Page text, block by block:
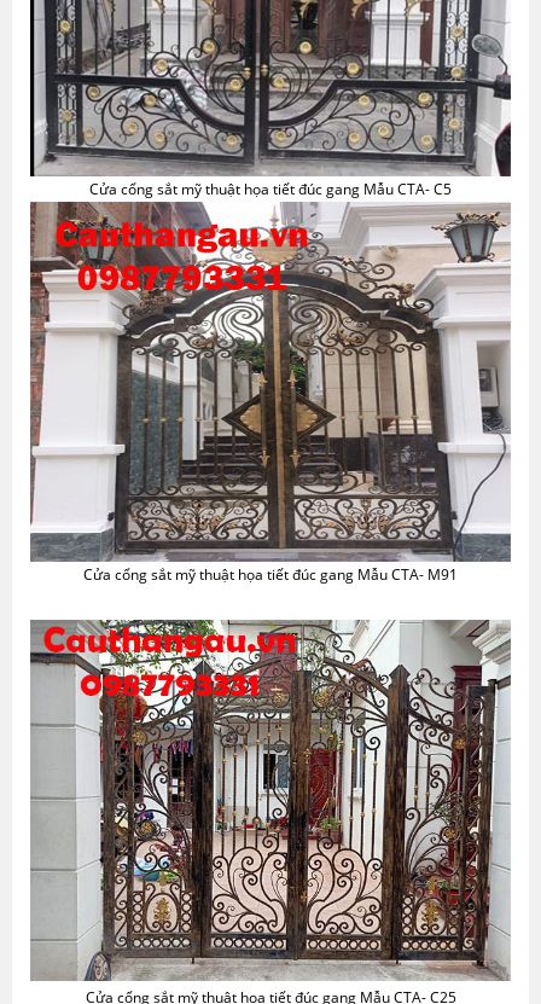
Cửa cổng sắt mỹ thuật họa tiết đúc gang Mẫu CTA- C5
Cửa cổng sắt mỹ thuật họa tiết đúc gang Mẫu CTA- M91
Cửa cổng sắt mỹ thuật họa tiết đúc gang Mẫu CTA- C25